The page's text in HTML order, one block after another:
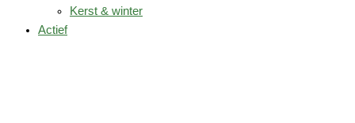
Kerst & winter
Actief